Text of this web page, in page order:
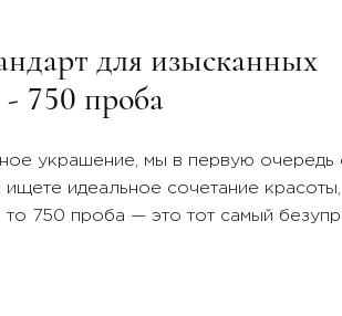
для изысканных
750 проба
украшение, мы в первую очередь
идеальное сочетание
то 750 проба — это тот самый